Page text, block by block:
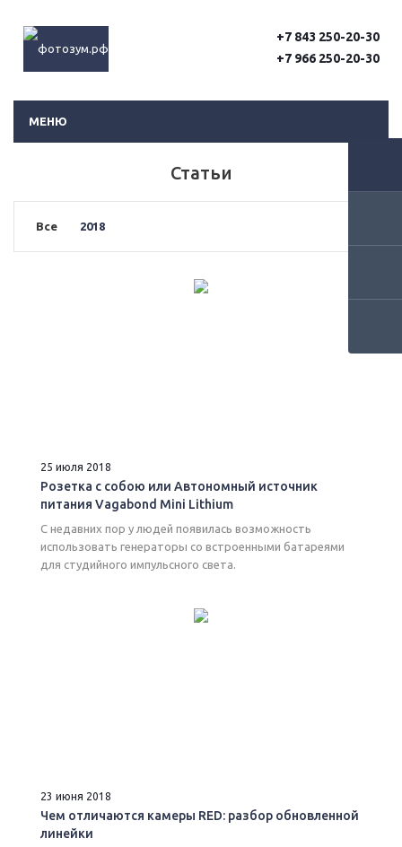
+7 843 250-20-30
+7 966 250-20-30
МЕНЮ
Статьи
Все 2018
25 июля 2018
Розетка с собою или Автономный источник
питания Vagabond Mini Lithium
С недавних пор у людей появилась возможность
использовать генераторы со встроенными батареями
для студийного импульсного света.
23 июня 2018
Чем отличаются камеры RED: разбор обновленной
линейки